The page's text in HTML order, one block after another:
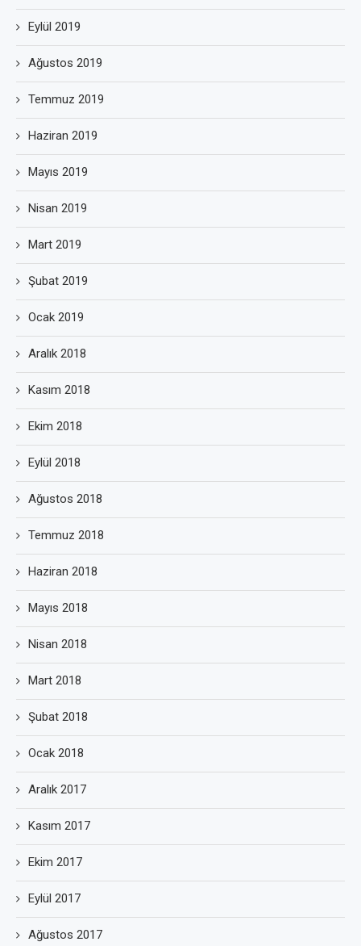
Eylül 2019
Ağustos 2019
Temmuz 2019
Haziran 2019
Mayıs 2019
Nisan 2019
Mart 2019
Şubat 2019
Ocak 2019
Aralık 2018
Kasım 2018
Ekim 2018
Eylül 2018
Ağustos 2018
Temmuz 2018
Haziran 2018
Mayıs 2018
Nisan 2018
Mart 2018
Şubat 2018
Ocak 2018
Aralık 2017
Kasım 2017
Ekim 2017
Eylül 2017
Ağustos 2017